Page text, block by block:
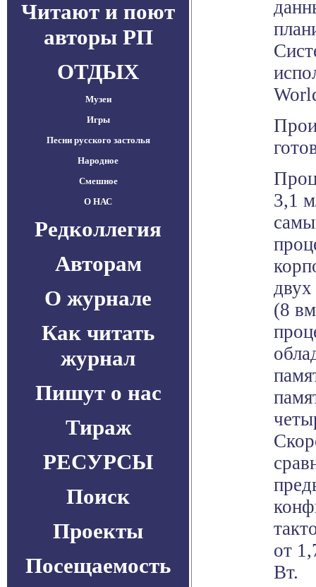
Читают и поют
авторы РП
ОТДЫХ
Музеи
Игры
Песни русского застолья
Народное
Смешное
О НАС
Редколлегия
Авторам
О журнале
Как читать
журнал
Пишут о нас
Тираж
РЕСУРСЫ
Поиск
Проекты
Посещаемость
3,1
(8
от
Вт.